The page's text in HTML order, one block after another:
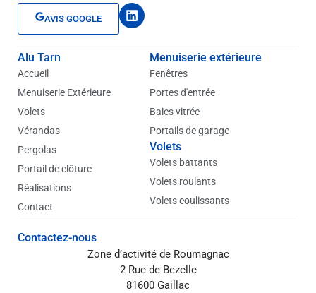
AVIS GOOGLE
L
i
k
Alu Tarn
Accueil
Menuiserie Extérieure
Volets
Vérandas
Pergolas
Portail de clôture
Réalisations
Contact
Menuiserie extérieure
Fenêtres
Portes d'entrée
Baies vitrée
Portails de garage
Volets
Volets battants
Volets roulants
Volets coulissants
Contactez-nous
Zone d’activité de Roumagnac
2 Rue de Bezelle
81600 Gaillac